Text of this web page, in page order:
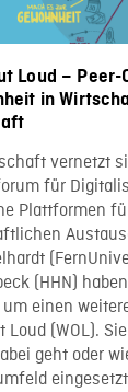
Loud –
in
vernetzt
für
Plattformen
(HHN)
einen
Loud (WOL).
geht oder